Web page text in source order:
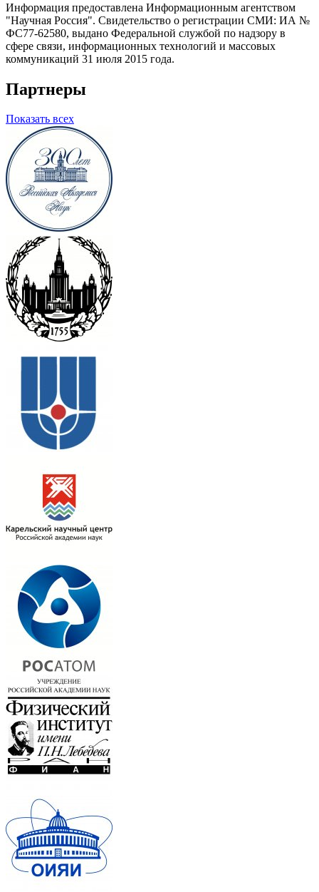
Информация предоставлена Информационным агентством
"Научная Россия". Свидетельство о регистрации СМИ: ИА №
ФС77-62580, выдано Федеральной службой по надзору в
сфере связи, информационных технологий и массовых
коммуникаций 31 июля 2015 года.
Партнеры
Показать всех